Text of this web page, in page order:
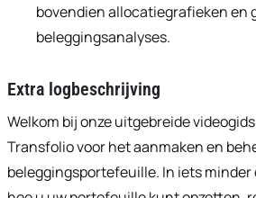
bovendien allocatiegrafieken en
beleggingsanalyses.
Extra logbeschrijving
Welkom bij onze uitgebreide
Transfolio voor het aanmaken en
beleggingsportefeuille. In iets